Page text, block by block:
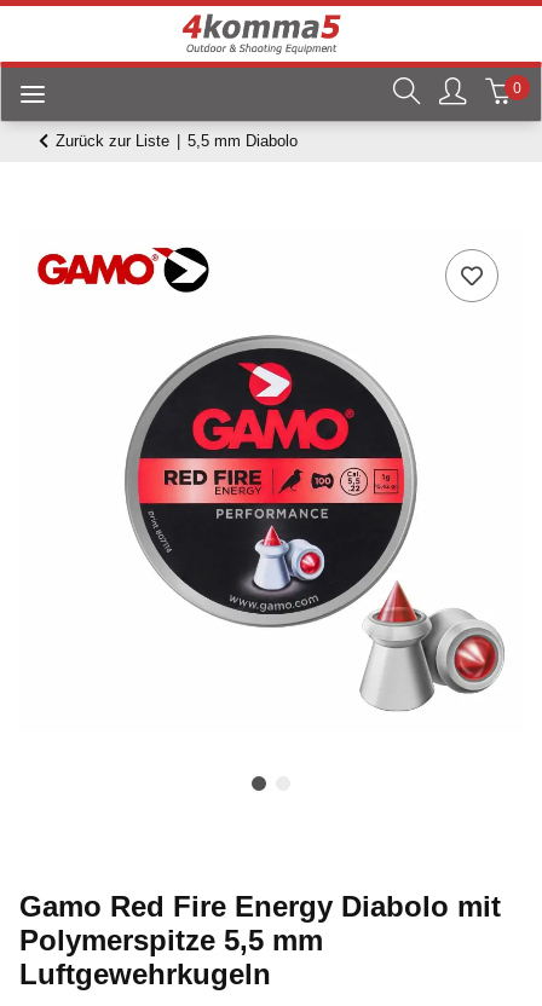
0
Zurück zur Liste 5,5 mm Diabolo
Gamo Red Fire Energy Diabolo mit
Polymerspitze 5,5 mm
Luftgewehrkugeln